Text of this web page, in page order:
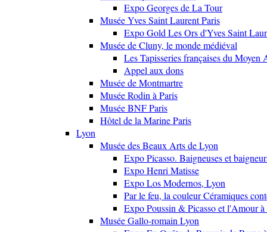
Expo Georges de La Tour
Musée Yves Saint Laurent Paris
Expo Gold Les Ors d'Yves Saint
Musée de Cluny, le monde médiéval
Les Tapisseries françaises du Moyen
Appel aux dons
Musée de Montmartre
Musée Rodin à Paris
Musée BNF Paris
Hôtel de la Marine Paris
Lyon
Musée des Beaux Arts de Lyon
Expo Picasso. Baigneuses et
Expo Henri Matisse
Expo Los Modernos, Lyon
Par le feu, la couleur Céramiques
Expo Poussin & Picasso et l'Amour
Musée Gallo-romain Lyon